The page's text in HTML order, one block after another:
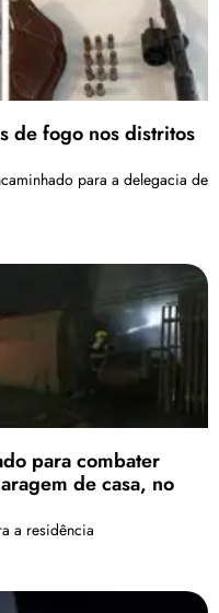
de fogo nos distritos
para a delegacia de
para combater
de casa, no
a residência